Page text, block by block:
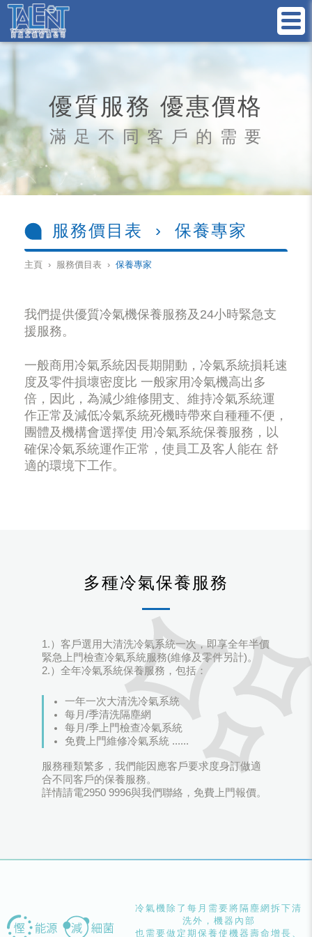
優質服務 優惠價格
滿 足 不 同 客 戶 的 需 要
服務價目表 › 保養專家
主頁 › 服務價目表 › 保養專家
我們提供優質冷氣機保養服務及24小時緊急支
援服務。
一般商用冷氣系統因長期開動，冷氣系統損耗速
度及零件損壞密度比 一般家用冷氣機高出多
倍，因此，為減少維修開支、維持冷氣系統運
作正常及減低冷氣系統死機時帶來自種種不便，
團體及機構會選擇使 用冷氣系統保養服務，以
確保冷氣系統運作正常，使員工及客人能在 舒
適的環境下工作。
多種冷氣保養服務
1.）客戶選用大清洗冷氣系統一次，即享全年半價
緊急上門檢查冷氣系統服務(維修及零件另計)。
2.）全年冷氣系統保養服務，包括：
一年一次大清洗冷氣系統
每月/季清洗隔塵網
每月/季上門檢查冷氣系統
免費上門維修冷氣系統 ......
服務種類繁多，我們能因應客戶要求度身訂做適
合不同客戶的保養服務。
詳情請電2950 9996與我們聯絡，免費上門報價。
冷氣機除了每月需要將隔塵網拆下清
洗外，機器內部
也需要做定期保養使機器壽命增長、